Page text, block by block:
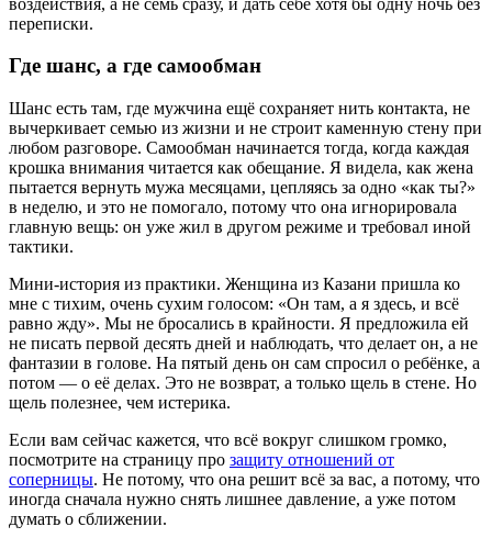
переписки.
Где шанс, а где самообман
Шанс есть там, где мужчина ещё сохраняет нить контакта, не
вычеркивает семью из жизни и не строит каменную стену при
любом разговоре. Самообман начинается тогда, когда каждая
крошка внимания читается как обещание. Я видела, как жена
пытается вернуть мужа месяцами, цепляясь за одно «как ты?»
в неделю, и это не помогало, потому что она игнорировала
главную вещь: он уже жил в другом режиме и требовал иной
тактики.
Мини-история из практики. Женщина из Казани пришла ко
мне с тихим, очень сухим голосом: «Он там, а я здесь, и всё
равно жду». Мы не бросались в крайности. Я предложила ей
не писать первой десять дней и наблюдать, что делает он, а не
фантазии в голове. На пятый день он сам спросил о ребёнке, а
потом — о её делах. Это не возврат, а только щель в стене. Но
щель полезнее, чем истерика.
Если вам сейчас кажется, что всё вокруг слишком громко,
посмотрите на страницу про защиту отношений от
соперницы. Не потому, что она решит всё за вас, а потому, что
иногда сначала нужно снять лишнее давление, а уже потом
думать о сближении.